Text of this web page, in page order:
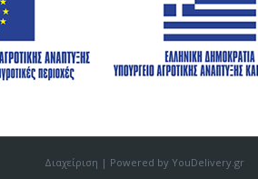
Διαχείριση | Powered by YouDelivery.gr